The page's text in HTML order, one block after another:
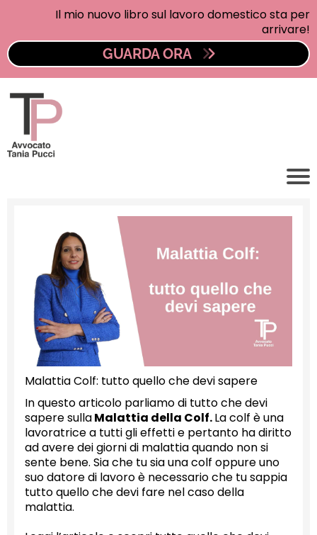
Il mio nuovo libro sul lavoro domestico sta per
arrivare!
GUARDA ORA
Malattia Colf: tutto quello che devi sapere
In questo articolo parliamo di tutto che devi
sapere sullaMalattia della Colf.La colf è una
lavoratrice a tutti gli effetti e pertanto ha diritto
ad avere dei giorni di malattia quando non si
sente bene. Sia che tu sia una colf oppure uno
suo datore di lavoro è necessario che tu sappia
tutto quello che devi fare nel caso della
malattia.